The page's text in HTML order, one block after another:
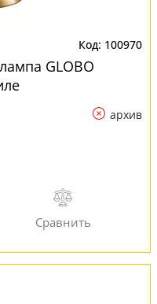
100970
GLOBO
архив